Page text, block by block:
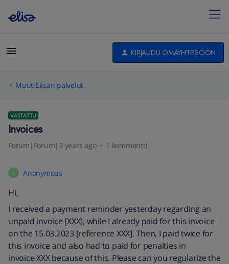
KIRJAUDU OMAYHTEISÖÖN
Muut Elisan palvelut
VASTATTU
Invoices
Forum|Forum|3 years ago 1 kommentti
A Anonymous
Hi,
I received a payment reminder yesterday regarding an
unpaid invoice [XXX], while I already paid for this invoice
on the 15.03.2023 [reference XXX]. Then, I paid twice for
this invoice and also had to paid for penalties in
invoice XXX because of this. Please can you regularize the